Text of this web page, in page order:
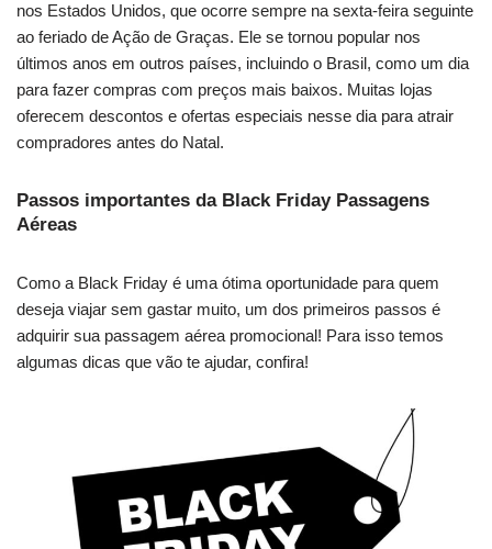
nos Estados Unidos, que ocorre sempre na sexta-feira seguinte
ao feriado de Ação de Graças. Ele se tornou popular nos
últimos anos em outros países, incluindo o Brasil, como um dia
para fazer compras com preços mais baixos. Muitas lojas
oferecem descontos e ofertas especiais nesse dia para atrair
compradores antes do Natal.
Passos importantes da Black Friday Passagens
Aéreas
Como a Black Friday é uma ótima oportunidade para quem
deseja viajar sem gastar muito, um dos primeiros passos é
adquirir sua passagem aérea promocional! Para isso temos
algumas dicas que vão te ajudar, confira!